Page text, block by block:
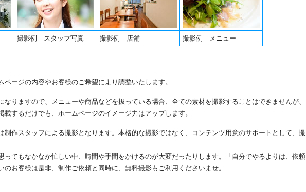
撮影例 スタッフ写真 撮影例 店舗 撮影例 メニュー
ページの内容やお客様のご希望により調整いたします。
なりますので、メニューや商品などを扱っている場合、全ての素材を撮影することはできませんが、
載するだけでも、ホームページのイメージ力はアップします。
制作スタッフによる撮影となります。本格的な撮影ではなく、コンテンツ用意のサポートとして、撮
ってもなかなか忙しい中、時間や手間をかけるのが大変だったりします。「自分でやるよりは、依頼
のお客様は是非、制作ご依頼と同時に、無料撮影もご利用くださいませ。